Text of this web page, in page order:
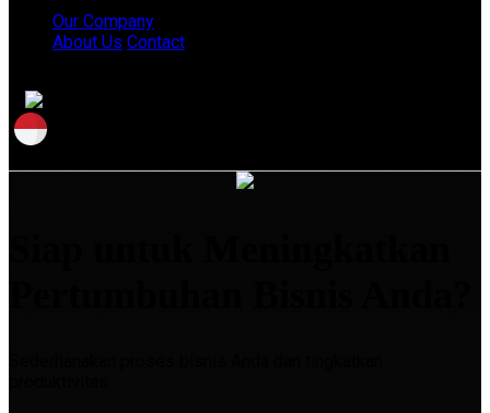
Our Company
About Us Contact